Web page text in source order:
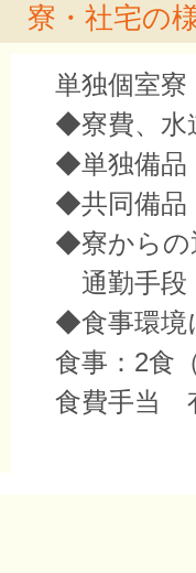
寮・社宅の
単独個室寮
◆寮費、水
◆単独備
◆共同備品
◆寮からの
通勤手段
◆食事環境
食事：2食
食費手当